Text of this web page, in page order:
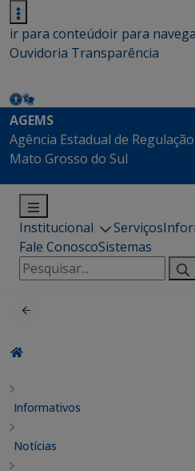
ir para conteúdoir para
Ouvidoria Transparência
AGEMS
Agência Estadual de
Mato Grosso do Sul
Institucional Serviços
Fale ConoscoSistemas
Pesquisar
por:
Informativos
Notícias